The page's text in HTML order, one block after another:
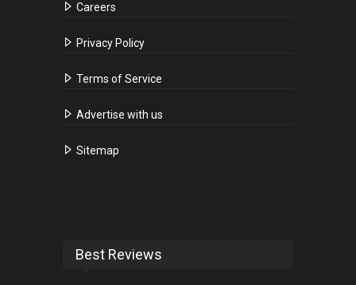
Careers
Privacy Policy
Terms of Service
Advertise with us
Sitemap
Best Reviews